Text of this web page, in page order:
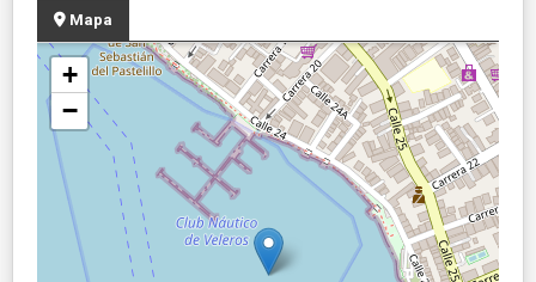
Mapa
+
−